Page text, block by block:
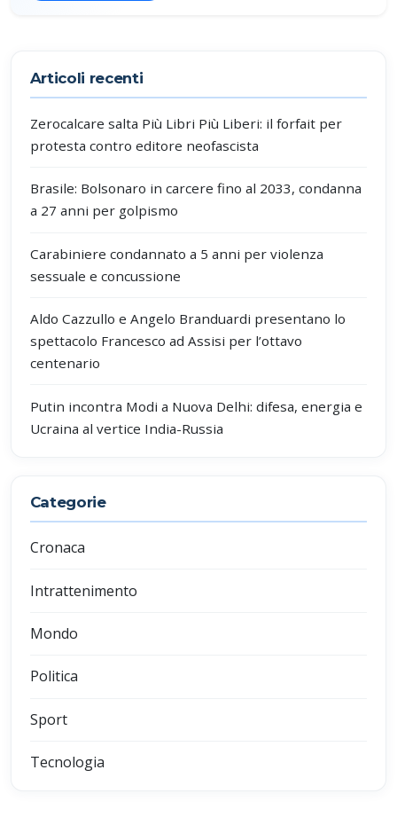
Articoli recenti
Zerocalcare salta Più Libri Più Liberi: il forfait per
protesta contro editore neofascista
Brasile: Bolsonaro in carcere fino al 2033, condanna
a 27 anni per golpismo
Carabiniere condannato a 5 anni per violenza
sessuale e concussione
Aldo Cazzullo e Angelo Branduardi presentano lo
spettacolo Francesco ad Assisi per l’ottavo
centenario
Putin incontra Modi a Nuova Delhi: difesa, energia e
Ucraina al vertice India-Russia
Categorie
Cronaca
Intrattenimento
Mondo
Politica
Sport
Tecnologia